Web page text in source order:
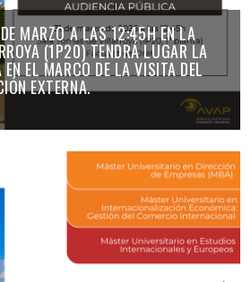
MARZO A LAS 12:45H EN LA
(1P20) TENDRÁ LUGAR LA
EL MARCO DE LA VISITA DEL
EXTERNA.